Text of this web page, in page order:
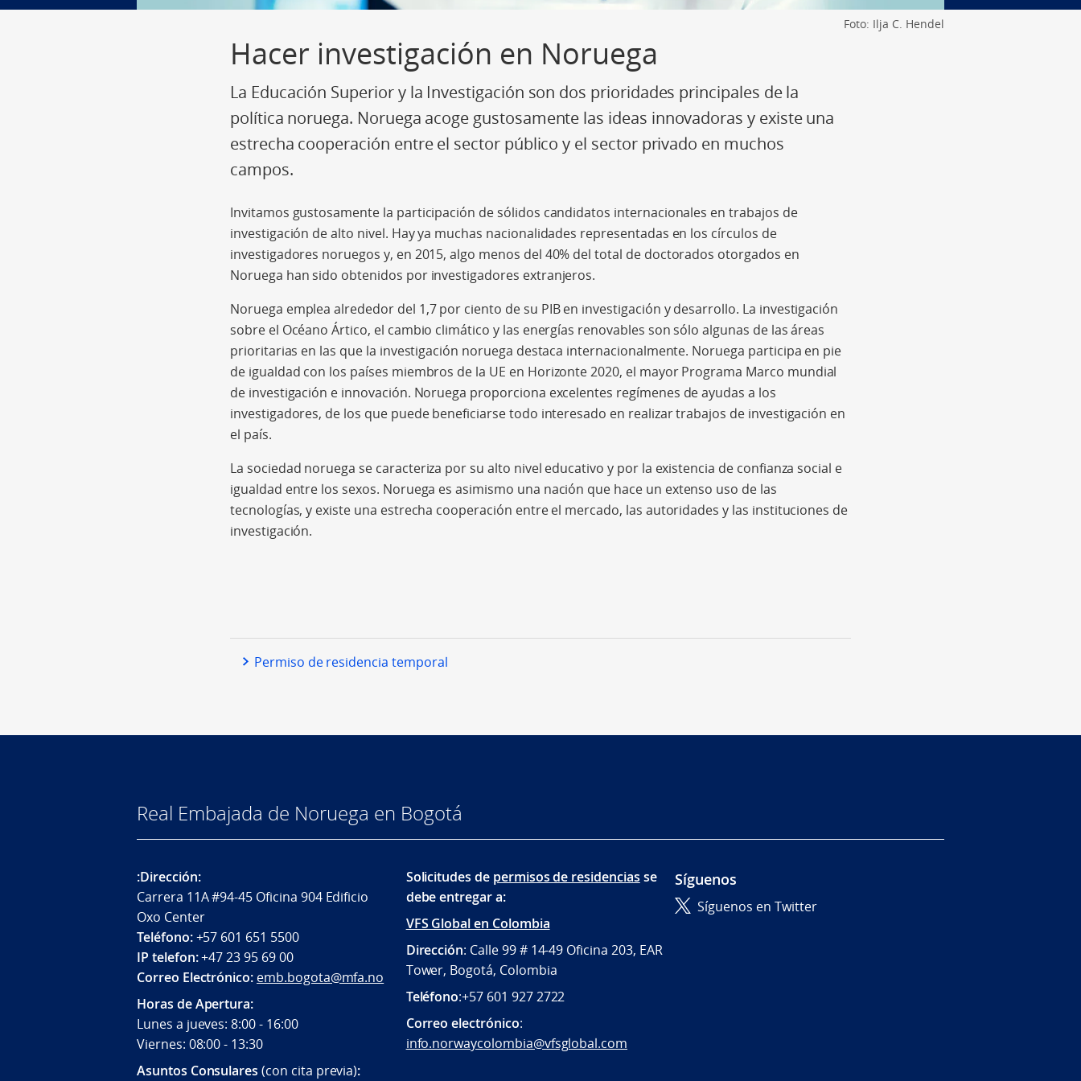
Foto: Ilja C. Hendel
Hacer investigación en Noruega
La Educación Superior y la Investigación son dos prioridades principales de la
política noruega. Noruega acoge gustosamente las ideas innovadoras y existe una
estrecha cooperación entre el sector público y el sector privado en muchos
campos.
Invitamos gustosamente la participación de sólidos candidatos internacionales en trabajos de
investigación de alto nivel. Hay ya muchas nacionalidades representadas en los círculos de
investigadores noruegos y, en 2015, algo menos del 40% del total de doctorados otorgados en
Noruega han sido obtenidos por investigadores extranjeros.
Noruega emplea alrededor del 1,7 por ciento de su PIB en investigación y desarrollo. La investigación
sobre el Océano Ártico, el cambio climático y las energías renovables son sólo algunas de las áreas
prioritarias en las que la investigación noruega destaca internacionalmente. Noruega participa en pie
de igualdad con los países miembros de la UE en Horizonte 2020, el mayor Programa Marco mundial
de investigación e innovación. Noruega proporciona excelentes regímenes de ayudas a los
investigadores, de los que puede beneficiarse todo interesado en realizar trabajos de investigación en
el país.
La sociedad noruega se caracteriza por su alto nivel educativo y por la existencia de confianza social e
igualdad entre los sexos. Noruega es asimismo una nación que hace un extenso uso de las
tecnologías, y existe una estrecha cooperación entre el mercado, las autoridades y las instituciones de
investigación.
Permiso de residencia temporal
Real Embajada de Noruega en Bogotá
:Dirección:
Carrera 11A #94-45 Oficina 904 Edificio
Oxo Center
Teléfono:+57 601 651 5500
IP telefon:+47 23 95 69 00
Correo Electrónico: emb.bogota@mfa.no
Horas de Apertura:
Lunes a jueves: 8:00 - 16:00
Viernes: 08:00 - 13:30
Asuntos Consulares(con cita previa):
Solicitudes de permisos de residencias se
debe entregar a:
VFS Global en Colombia
Dirección: Calle 99 # 14-49 Oficina 203, EAR
Tower, Bogotá, Colombia
Teléfono:+57 601 927 2722
Correo electrónico:
info.norwaycolombia@vfsglobal.com
Síguenos
Síguenos en Twitter